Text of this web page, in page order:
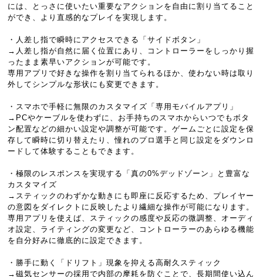
には、とっさに使いたい重要なアクションを自由に割り当てること
ができ、より直感的なプレイを実現します。
・人差し指で瞬時にアクセスできる「サイドボタン」
→人差し指が自然に届く位置にあり、コントローラーをしっかり握
ったまま素早いアクションが可能です。
専用アプリで好きな操作を割り当てられるほか、使わない時は取り
外してシンプルな形状にも変更できます。
・スマホで手軽に無限のカスタマイズ「専用モバイルアプリ」
→PCやケーブルを使わずに、お手持ちのスマホからいつでもボタ
ン配置などの細かい設定や調整が可能です。ゲームごとに設定を保
存して瞬時に切り替えたり、憧れのプロ選手と同じ設定をダウンロ
ードして体験することもできます。
・極限のレスポンスを実現する「真の0%デッドゾーン」と豊富な
カスタマイズ
→スティックのわずかな動きにも即座に反応するため、プレイヤー
の意図をダイレクトに反映したより繊細な操作が可能になります。
専用アプリを使えば、スティックの感度や反応の微調整、オーディ
オ設定、ライティングの変更など、コントローラーのあらゆる機能
を自分好みに徹底的に設定できます。
・勝手に動く「ドリフト」現象を抑える高耐久スティック
→磁気センサーの採用で内部の摩耗を防ぐことで、長期間使い込ん